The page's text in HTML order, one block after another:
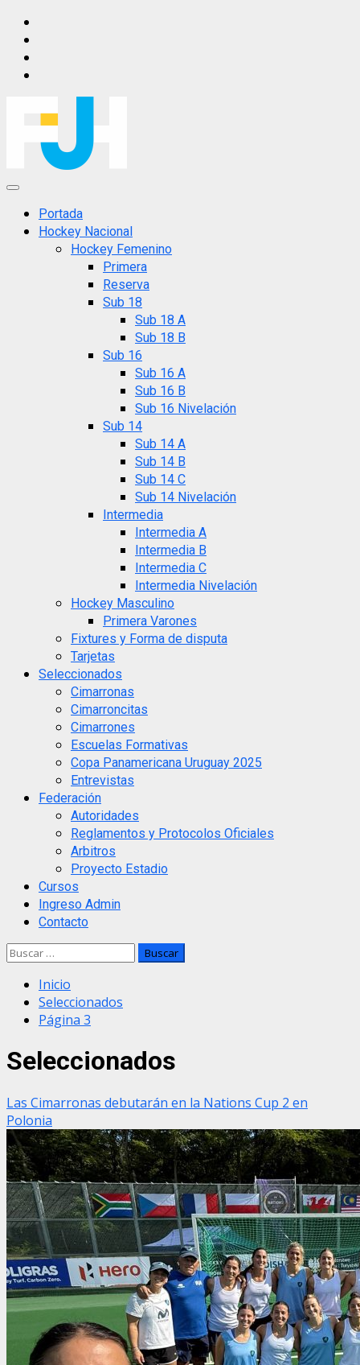
Saltar
contenido
Menú
principalPortada
Hockey Nacional
Hockey Femenino
Primera
Reserva
Sub 18
Sub 18 A
Sub 18 B
Sub 16
Sub 16 A
Sub 16 B
Sub 16 Nivelación
Sub 14
Sub 14 A
Sub 14 B
Sub 14 C
Sub 14 Nivelación
Intermedia
Intermedia A
Intermedia B
Intermedia C
Intermedia Nivelación
Hockey Masculino
Primera Varones
Fixtures y Forma de disputa
Tarjetas
Seleccionados
Cimarronas
Cimarroncitas
Cimarrones
Escuelas Formativas
Copa Panamericana Uruguay 2025
Entrevistas
Federación
Autoridades
Reglamentos y Protocolos Oficiales
Arbitros
Proyecto Estadio
Cursos
Ingreso Admin
Contacto
Buscar:
Inicio
Seleccionados
Página 3
Seleccionados
Las Cimarronas debutarán en la Nations Cup 2 en
Polonia